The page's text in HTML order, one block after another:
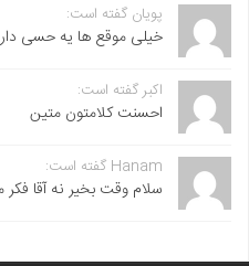
پویان گفته است:
خیلی موقع ها یه حسی
اکبر گفته است:
احسنت ‌کلامتون متین
Hanam گفته است:
سلام وقت بخیر نه آقا